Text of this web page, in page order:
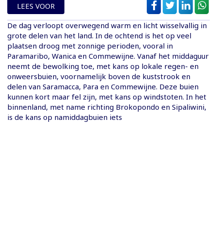
LEES VOOR
De dag verloopt overwegend warm en licht wisselvallig in
grote delen van het land. In de ochtend is het op veel
plaatsen droog met zonnige perioden, vooral in
Paramaribo, Wanica en Commewijne. Vanaf het middaguur
neemt de bewolking toe, met kans op lokale regen- en
onweersbuien, voornamelijk boven de kuststrook en
delen van Saramacca, Para en Commewijne. Deze buien
kunnen kort maar fel zijn, met kans op windstoten. In het
binnenland, met name richting Brokopondo en Sipaliwini,
is de kans op namiddagbuien iets